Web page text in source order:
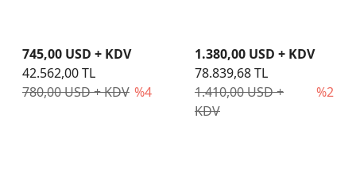
780,00 USD + KDV %4
745,00 USD + KDV
42.562,00 TL
1.410,00 USD +
KDV
%2
1.380,00 USD + KDV
78.839,68 TL